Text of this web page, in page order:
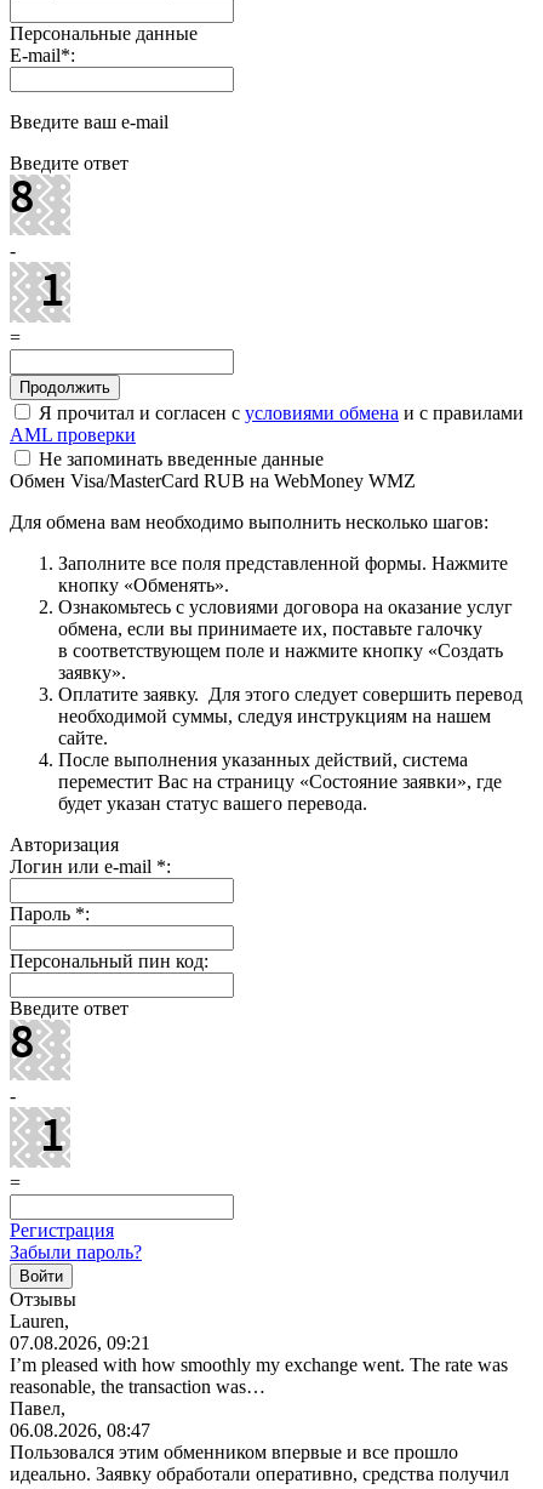
Персональные данные
E-mail*:
Введите ваш e-mail
Введите ответ
-
=
Я прочитал и согласен с условиями обмена и с правилами
AML проверки
Не запоминать введенные данные
Обмен Visa/MasterCard RUB на WebMoney WMZ
Для обмена вам необходимо выполнить несколько шагов:
Заполните все поля представленной формы. Нажмите
кнопку «Обменять».
Ознакомьтесь с условиями договора на оказание услуг
обмена, если вы принимаете их, поставьте галочку
в соответствующем поле и нажмите кнопку «Создать
заявку».
Оплатите заявку. Для этого следует совершить перевод
необходимой суммы, следуя инструкциям на нашем
сайте.
После выполнения указанных действий, система
переместит Вас на страницу «Состояние заявки», где
будет указан статус вашего перевода.
Авторизация
Логин или e-mail *:
Пароль *:
Персональный пин код:
Введите ответ
-
=
Регистрация
Забыли пароль?
Отзывы
Lauren,
07.08.2026, 09:21
I’m pleased with how smoothly my exchange went. The rate was
reasonable, the transaction was…
Павел,
06.08.2026, 08:47
Пользовался этим обменником впервые и все прошло
идеально. Заявку обработали оперативно, средства получил